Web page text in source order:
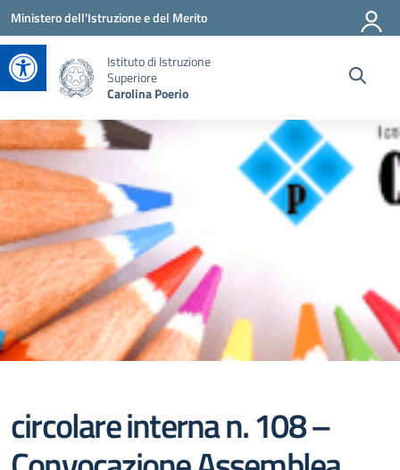
Apri la barra degli strumenti
Vai ai contenuti
Vai al menu di navigazione
Vai al footer
Ministero dell'Istruzione e del Merito
Istituto di Istruzione
Superiore
Carolina Poerio
circolare interna n. 108 –